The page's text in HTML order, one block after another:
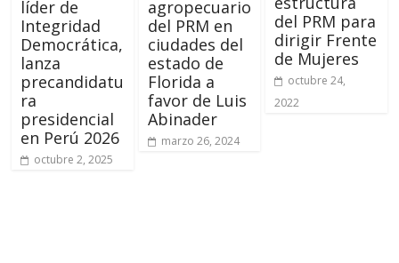
líder de
Integridad
Democrática,
lanza
precandidatu
ra
presidencial
en Perú 2026
octubre 2, 2025
agropecuario
del PRM en
ciudades del
estado de
Florida a
favor de Luis
Abinader
marzo 26, 2024
del PRM para
dirigir Frente
de Mujeres
octubre 24,
2022